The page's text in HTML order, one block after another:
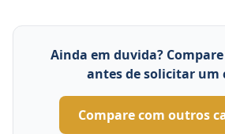
Ainda em duvida?
antes de solicitar um
Compare com outros